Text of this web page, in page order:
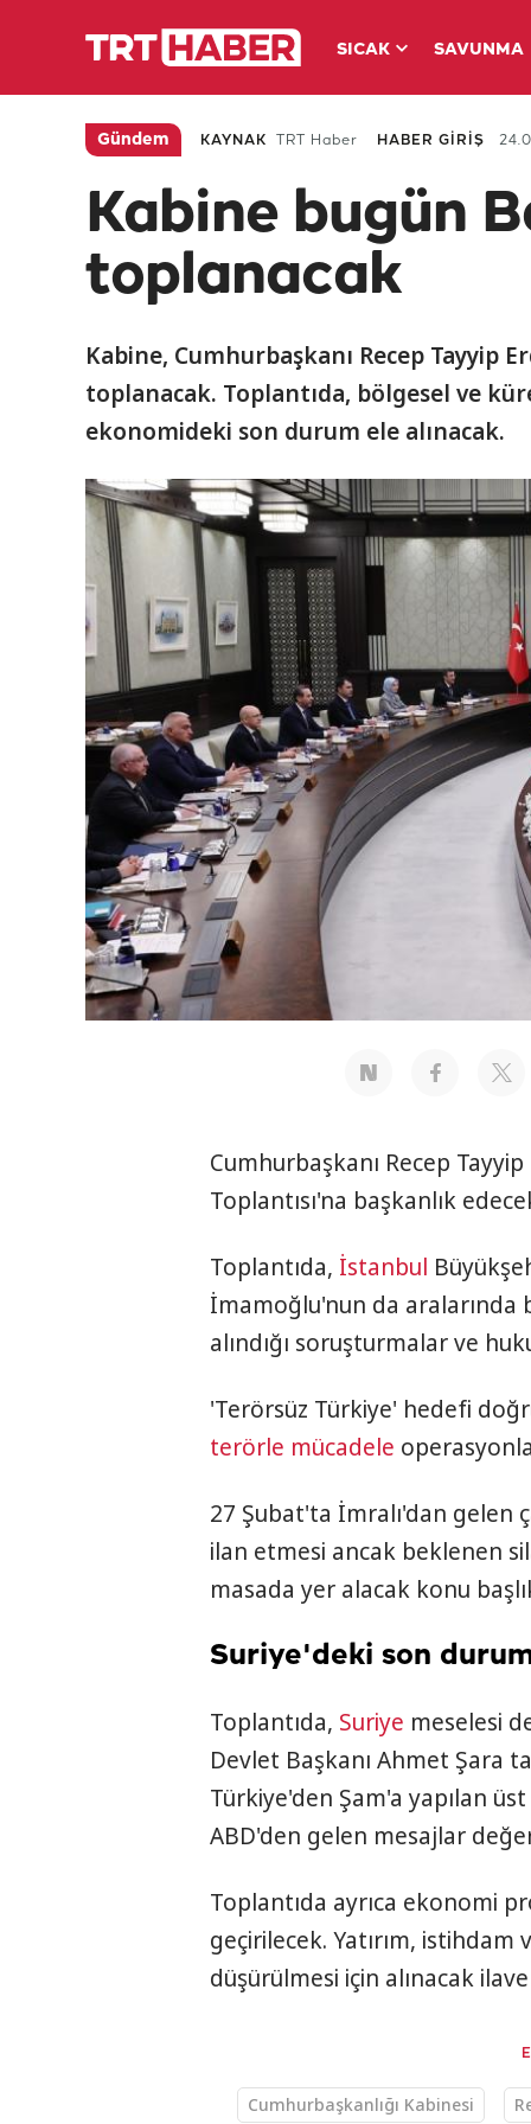
SICAK SAVUNMA
Gündem KAYNAK TRT Haber HABER GİRİŞ
Kabine bugün
toplanacak
Kabine, Cumhurbaşkanı Recep Tayyip
toplanacak. Toplantıda, bölgesel ve
ekonomideki son durum ele alınacak.
Cumhurbaşkanı Recep
Toplantısı'na başkanlık
Toplantıda, İstanbul
İmamoğlu'nun da aralarında
alındığı soruşturmalar ve
'Terörsüz Türkiye' hedefi
terörle mücadele
27 Şubat'ta İmralı'dan gelen
ilan etmesi ancak beklenen
masada yer alacak konu
Suriye'deki son
Toplantıda, Suriye meselesi
Devlet Başkanı Ahmet Şara
Türkiye'den Şam'a yapılan
ABD'den gelen mesajlar
Toplantıda ayrıca ekonomi
geçirilecek. Yatırım,
düşürülmesi için alınacak
Cumhurbaşkanlığı Kabinesi